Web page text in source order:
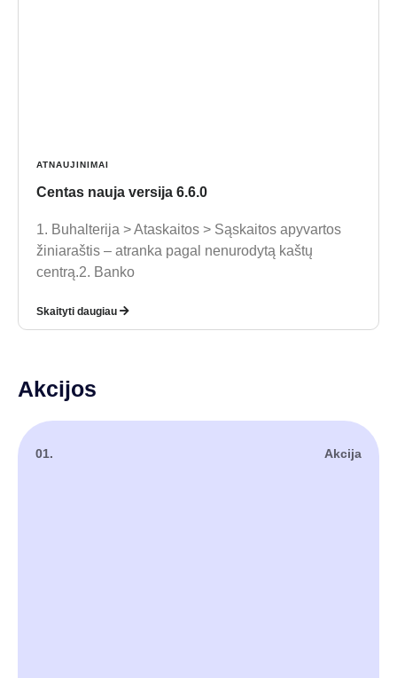
ATNAUJINIMAI
Centas nauja versija 6.6.0
1. Buhalterija > Ataskaitos > Sąskaitos apyvartos
žiniaraštis – atranka pagal nenurodytą kaštų
centrą.2. Banko
Skaityti daugiau
Akcijos
01. Akcija